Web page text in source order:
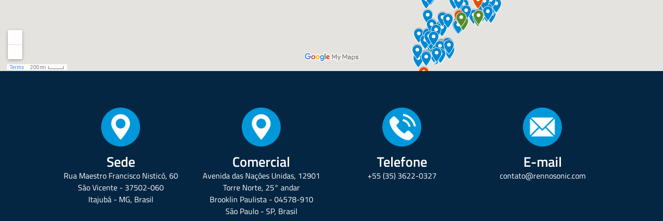
Sede
Rua Maestro Francisco Nisticó, 60
São Vicente - 37502-060
Itajubá - MG, Brasil
Comercial
Avenida das Nações Unidas, 12901
Torre Norte, 25° andar
Brooklin Paulista - 04578-910
São Paulo - SP, Brasil
Telefone
+55 (35) 3622-0327
E-mail
contato@rennosonic.com